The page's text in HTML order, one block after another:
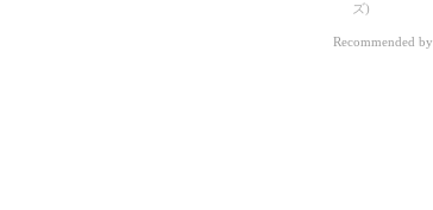
ズ)
Recommended by